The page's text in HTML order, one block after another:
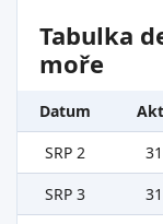
Tabulka
moře
Datum
SRP 2
SRP 3